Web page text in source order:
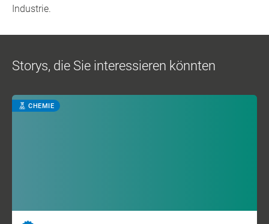
Industrie.
Storys, die Sie interessieren könnten
CHEMIE